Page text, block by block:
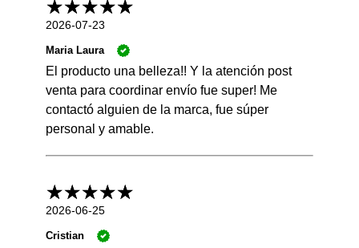
2026-07-23
Maria Laura
El producto una belleza!! Y la atención post
venta para coordinar envío fue super! Me
contactó alguien de la marca, fue súper
personal y amable.
2026-06-25
Cristian